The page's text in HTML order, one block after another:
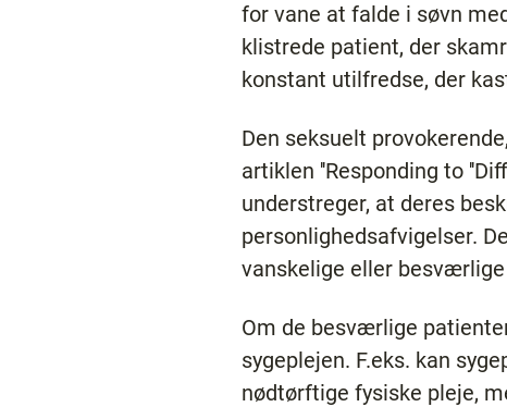
for vane at falde i søvn
klistrede patient, der
konstant utilfredse, der
Den seksuelt
artiklen ''Responding to
understreger, at deres
personlighedsafvigelser.
vanskelige eller
Om de besværlige
sygeplejen. F.eks. kan
nødtørftige fysiske pleje,